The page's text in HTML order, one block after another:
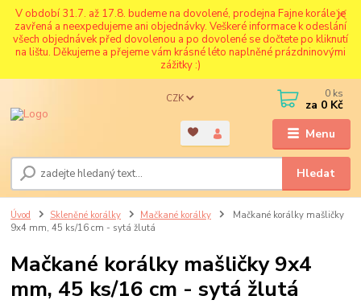
V období 31.7. až 17.8. budeme na dovolené, prodejna Fajne korále je
zavřená a neexpedujeme ani objednávky. Veškeré informace k odeslání
všech objednávek před dovolenou a po dovolené se dočtete po kliknutí
na lištu. Děkujeme a přejeme vám krásné léto naplněné prázdninovými
zážitky :)
Menu
CZK
Hledat
0 ks
za 0 Kč
Úvod Skleněné korálky Mačkané korálky
Mačkané korálky mašličky
9x4 mm, 45 ks/16 cm - sytá žlutá
Mačkané korálky mašličky 9x4
mm, 45 ks/16 cm - sytá žlutá